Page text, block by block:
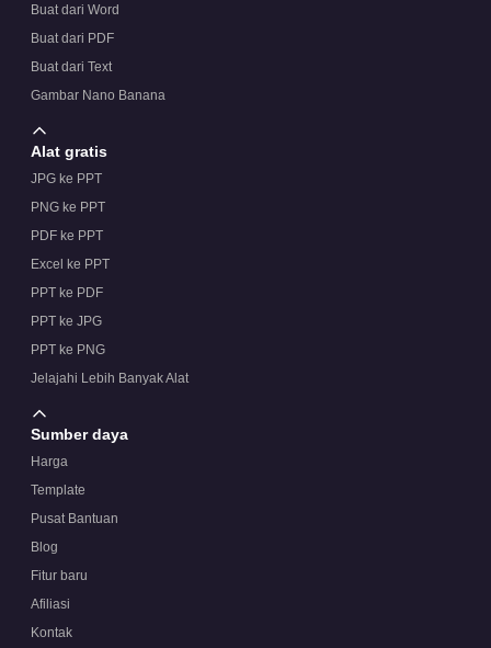
Buat dari Word
Buat dari PDF
Buat dari Text
Gambar Nano Banana
Alat gratis
JPG ke PPT
PNG ke PPT
PDF ke PPT
Excel ke PPT
PPT ke PDF
PPT ke JPG
PPT ke PNG
Jelajahi Lebih Banyak Alat
Sumber daya
Harga
Template
Pusat Bantuan
Blog
Fitur baru
Afiliasi
Kontak